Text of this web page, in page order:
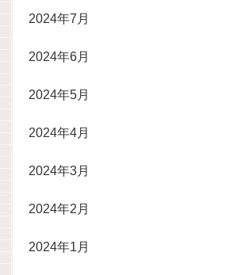
2024年7月
2024年6月
2024年5月
2024年4月
2024年3月
2024年2月
2024年1月